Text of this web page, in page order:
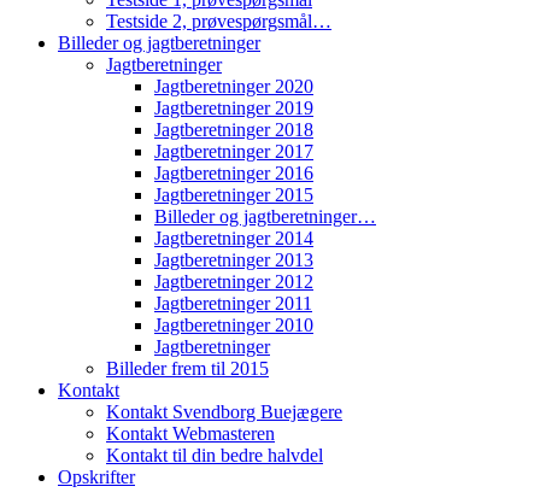
Testside 2, prøvespørgsmål…
Billeder og jagtberetninger
Jagtberetninger
Jagtberetninger 2020
Jagtberetninger 2019
Jagtberetninger 2018
Jagtberetninger 2017
Jagtberetninger 2016
Jagtberetninger 2015
Billeder og jagtberetninger…
Jagtberetninger 2014
Jagtberetninger 2013
Jagtberetninger 2012
Jagtberetninger 2011
Jagtberetninger 2010
Jagtberetninger
Billeder frem til 2015
Kontakt
Kontakt Svendborg Buejægere
Kontakt Webmasteren
Kontakt til din bedre halvdel
Opskrifter